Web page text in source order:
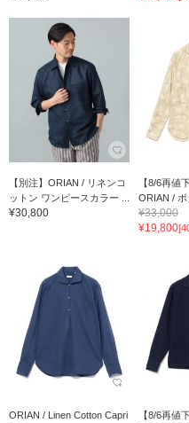
【別注】ORIAN / リネンコ
ットン ワンピースカラー ...
¥30,800
【8/6再値
ORIAN / ボ
¥33,000
¥19,800
ORIAN / Linen Cotton Capri
【8/6再値